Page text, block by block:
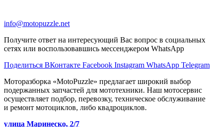
info@motopuzzle.net
Получите ответ на интересующий Вас вопрос в социальных
сетях или воспользовавшись мессенджером WhatsApp
Поделиться ВКонтакте Facebook Instagram WhatsApp Telegram
Моторазборка «MotoPuzzle» предлагает широкий выбор
подержанных запчастей для мототехники. Наш мотосервис
осуществляет подбор, перевозку, техническое обслуживание
и ремонт мотоциклов, либо квадроциклов.
улица Маринеско, 2/7